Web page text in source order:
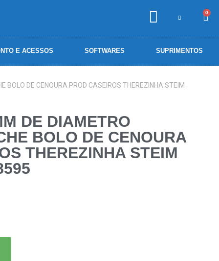
0
E ACESSOS SOFTWARES SUPRIMENTOS
BOLO DE CENOURA PROD CASEIROS THEREZINHA STEIM
DE DIAMETRO
BOLO DE CENOURA
THEREZINHA STEIM